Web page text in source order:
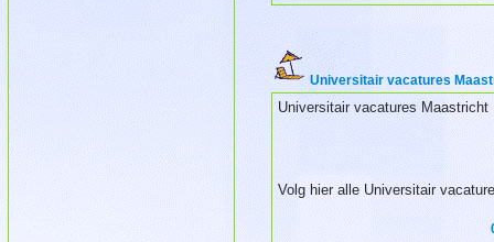
Universitair vacatures
Universitair vacatures Maastricht
Volg hier alle Universitair